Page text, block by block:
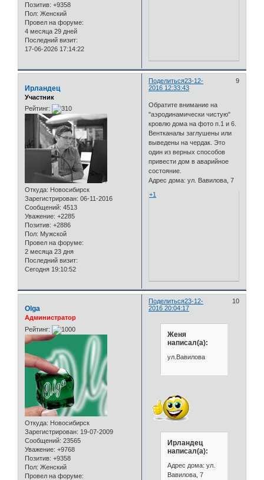
Позитив: +9358
Пол: Женский
Провел на форуме:
4 месяца 29 дней
Последний визит:
17-06-2026 17:14:22
Поделиться 9
23-12-
2016 12:33:43
Ирландец
Участник
Рейтинг:
Откуда: Новосибирск
Зарегистрирован: 06-11-2016
Сообщений: 4513
Уважение: +2285
Позитив: +2886
Пол: Мужской
Провел на форуме:
2 месяца 23 дня
Последний визит:
Сегодня 19:10:52
Обратите внимание на
"аэродинамически чистую"
кровлю дома на фото п.1 и 6.
Вентканалы заглушены или
выведены на чердак. Это
один из верных способов
привести дом в аварийное
состояние.
Адрес дома: ул. Вавилова, 7
+1
Поделиться 10
23-12-
2016 20:04:17
Olga
Администратор
Рейтинг:
Откуда: Новосибирск
Зарегистрирован: 19-07-2009
Сообщений: 23565
Уважение: +9768
Позитив: +9358
Пол: Женский
Провел на форуме:
Женя
написал(а):
ул.Вавилова
Ирландец
написал(а):
Адрес дома: ул.
Вавилова, 7